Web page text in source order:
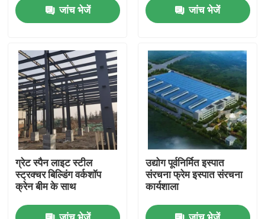
कारखाना भ्रमण
गुणवत्ता नियंत्रण
एक उद्धरण का अनुरोध करें
इस्पात संरचना गोदाम
इस्पात संरचना कार्यशाला
हल्के इस्पात संरचना
जांच भेजें जांच भेजें
ग्रेट स्पैन लाइट स्टील
स्ट्रक्चर बिल्डिंग वर्कशॉप
क्रेन बीम के साथ
उद्योग पूर्वनिर्मित इस्पात
संरचना फ्रेम इस्पात संरचना
कार्यशाला